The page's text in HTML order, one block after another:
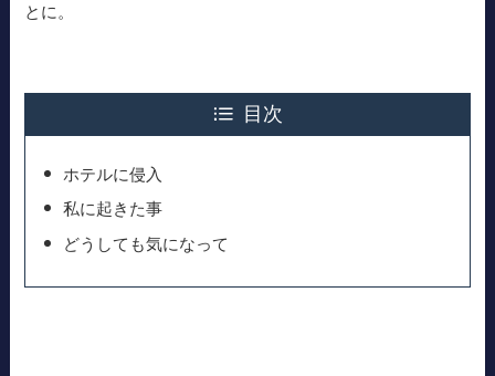
とに。
目次
ホテルに侵入
私に起きた事
どうしても気になって